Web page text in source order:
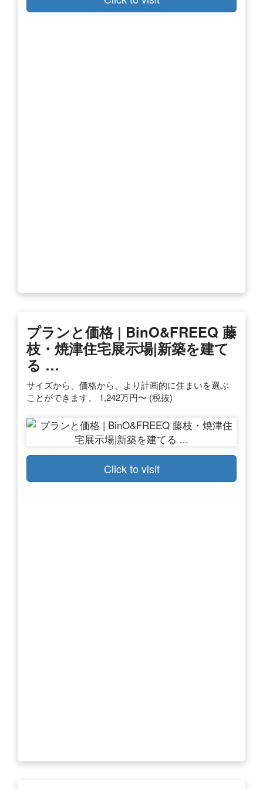
プランと価格 | BinO&FREEQ 藤
枝・焼津住宅展示場|新築を建て
る …
サイズから、価格から、より計画的に住まいを選ぶ
ことができます。 1,242万円〜 (税抜)
Click to visit